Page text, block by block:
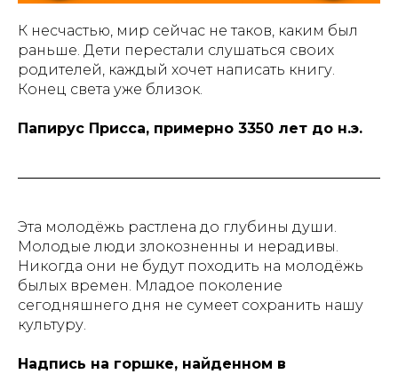
К несчастью, мир сейчас не таков, каким был
раньше. Дети перестали слушаться своих
родителей, каждый хочет написать книгу.
Конец света уже близок.
Папирус Присса, примерно 3350 лет до н.э.
Эта молодёжь растлена до глубины души.
Молодые люди злокозненны и нерадивы.
Никогда они не будут походить на молодёжь
былых времен. Младое поколение
сегодняшнего дня не сумеет сохранить нашу
культуру.
Надпись на горшке, найденном в